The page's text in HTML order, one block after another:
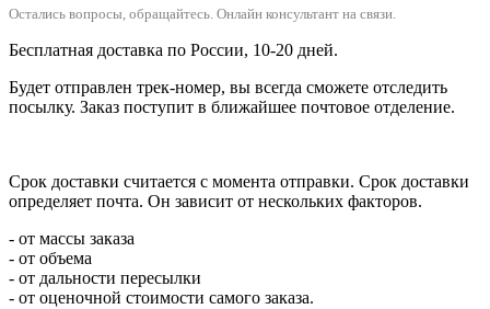
Остались вопросы, обращайтесь. Онлайн консультант на связи.
Бесплатная доставка по России, 10-20 дней.
Будет отправлен трек-номер, вы всегда сможете отследить
посылку. Заказ поступит в ближайшее почтовое отделение.
Срок доставки считается с момента отправки. Срок доставки
определяет почта. Он зависит от нескольких факторов.
- от массы заказа
- от объема
- от дальности пересылки
- от оценочной стоимости самого заказа.